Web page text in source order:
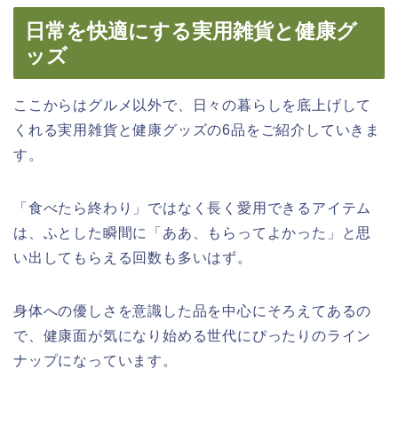
日常を快適にする実用雑貨と健康グ
ッズ
ここからはグルメ以外で、日々の暮らしを底上げして
くれる実用雑貨と健康グッズの6品をご紹介していきま
す。
「食べたら終わり」ではなく長く愛用できるアイテム
は、ふとした瞬間に「ああ、もらってよかった」と思
い出してもらえる回数も多いはず。
身体への優しさを意識した品を中心にそろえてあるの
で、健康面が気になり始める世代にぴったりのライン
ナップになっています。